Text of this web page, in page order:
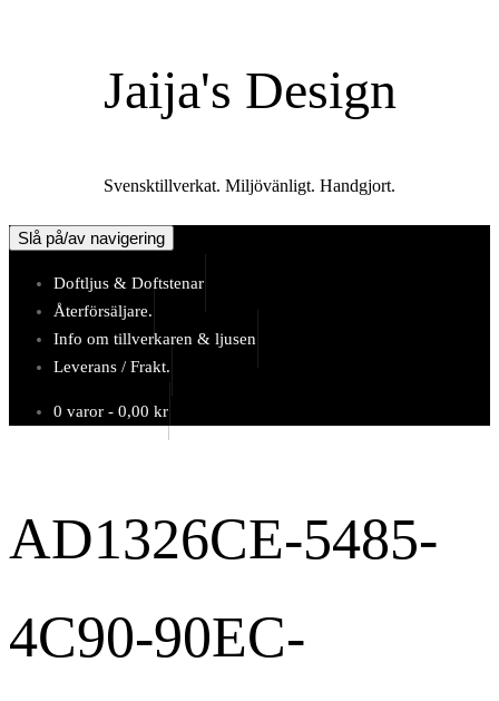
Jaija's Design
Svensktillverkat. Miljövänligt. Handgjort.
Slå på/av navigering
Doftljus & Doftstenar
Återförsäljare.
Info om tillverkaren & ljusen
Leverans / Frakt.
0 varor - 0,00 kr
AD1326CE-5485-
4C90-90EC-